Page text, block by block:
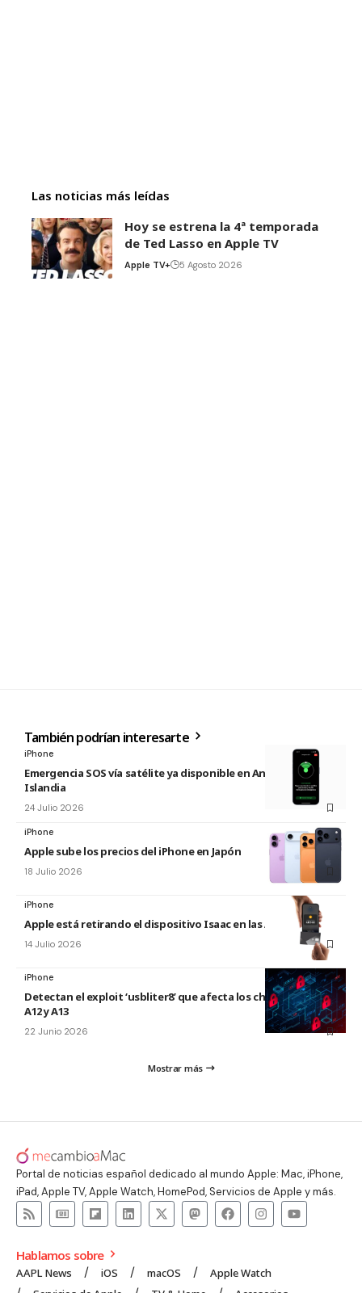
Las noticias más leídas
Hoy se estrena la 4ª temporada
de Ted Lasso en Apple TV
Apple TV+ 5 Agosto 2026
También podrían interesarte
iPhone
Emergencia SOS vía satélite ya disponible en Andorra e
Islandia
24 Julio 2026
iPhone
Apple sube los precios del iPhone en Japón
18 Julio 2026
iPhone
Apple está retirando el dispositivo Isaac en las Apple Store
14 Julio 2026
iPhone
Detectan el exploit ‘usbliter8’ que afecta los chips de Apple
A12 y A13
22 Junio 2026
Mostrar más
Portal de noticias español dedicado al mundo Apple: Mac, iPhone,
iPad, Apple TV, Apple Watch, HomePod, Servicios de Apple y más.
Hablamos sobre
AAPL News iOS macOS
Apple Watch